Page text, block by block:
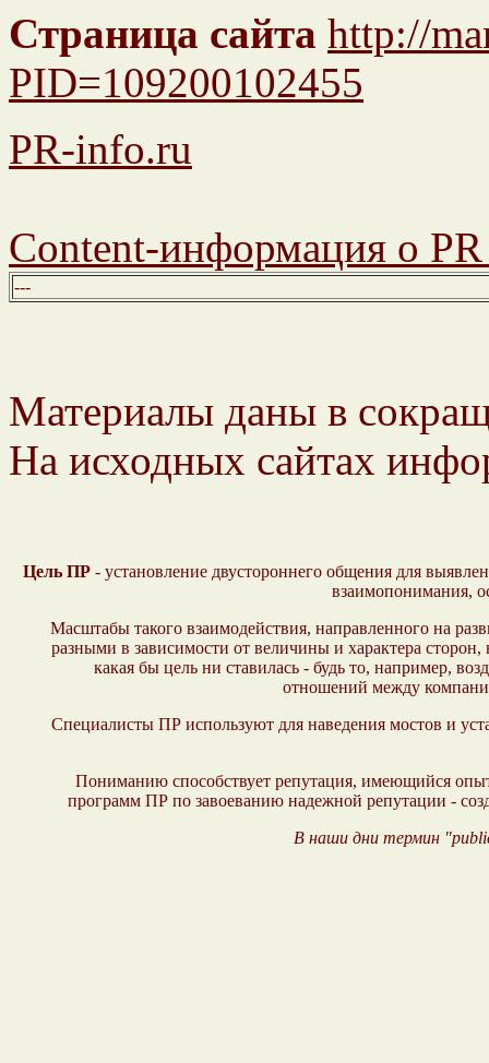
Страница сайта http://
PID=109200102455
PR-info.ru
Content-информация о PR
---
Материалы даны в
На исходных сайтах
Цель ПР - установление двустороннего общения для
взаимопонимания,
Масштабы такого взаимодействия, направленного на
разными в зависимости от величины и характера
какая бы цель ни ставилась - будь то, например,
отношений между
Специалисты ПР используют для наведения мостов и
Пониманию способствует репутация, имеющийся
программ ПР по завоеванию надежной репутации -
В наши дни термин